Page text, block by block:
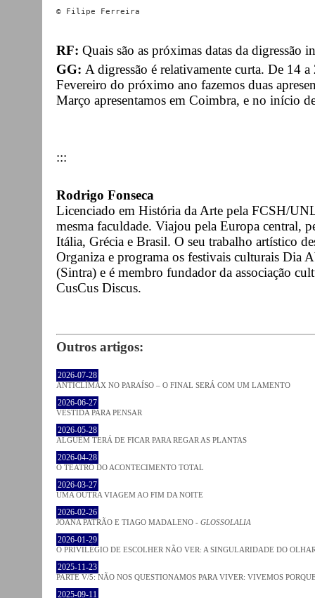
RF: Quais são as próximas datas da digressão
GG: A digressão é relativamente curta. De 14
Fevereiro do próximo ano fazemos duas
Março apresentamos em Coimbra, e no início
:::
Rodrigo Fonseca
Licenciado em História da Arte pela FCSH/
mesma faculdade. Viajou pela Europa central,
Itália, Grécia e Brasil. O seu trabalho artístico
Organiza e programa os festivais culturais Dia
(Sintra) e é membro fundador da associação
CusCus Discus.
Outros artigos:
2026-07-28
ANTICLÍMAX NO PARAÍSO – O FINAL SERÁ COM UM LAMENTO
2026-06-27
VESTIDA PARA PENSAR
2026-05-28
ALGUÉM TERÁ DE FICAR PARA REGAR AS PLANTAS
2026-04-28
O TEATRO DO ACONTECIMENTO TOTAL
2026-03-27
UMA OUTRA VIAGEM AO FIM DA NOITE
2026-02-26
JOANA PATRÃO E TIAGO MADALENO - GLOSSOLALIA
2026-01-29
O PRIVILÉGIO DE ESCOLHER NÃO VER: A SINGULARIDADE DO
2025-11-23
PARTE V/5: NÃO NOS QUESTIONAMOS PARA VIVER: VIVEMOS
2025-09-11